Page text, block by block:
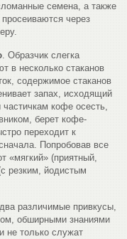
семена, а также
через
. Образчик слегка
в несколько стаканов
содержимое стаканов
запах, исходящий
кофе осесть,
берет кофе-
переходит к
Попробовав все
«мягкий» (приятный,
резким, йодистым
различимые привкусы,
обширными знаниями
не только служат